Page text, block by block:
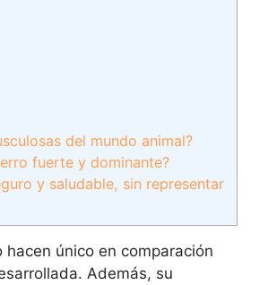
del mundo animal?
fuerte y dominante?
y saludable, sin representar
único en comparación
Además, su